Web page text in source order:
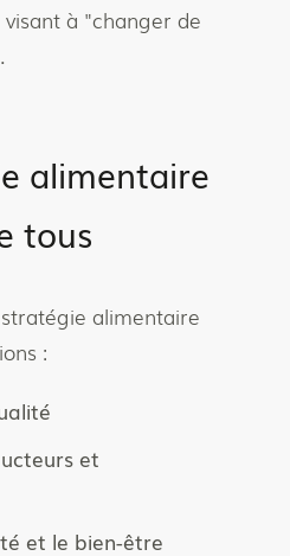
à "changer de
alimentaire
tous
alimentaire
:
et
et le bien-être